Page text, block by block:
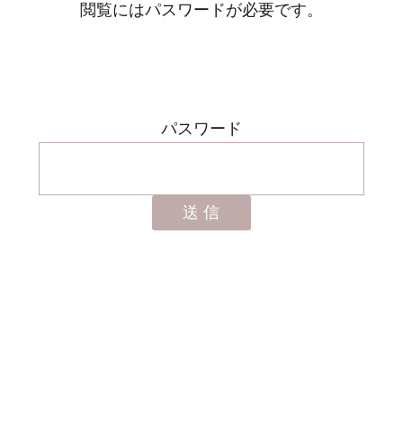
閲覧にはパスワードが必要です。
パスワード